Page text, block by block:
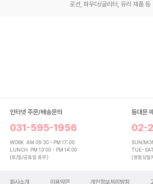
로션, 파우더/글리터, 유리 제품 등
인터넷 주문/배송문의
031-595-1956
WORK AM 09:30 ~ PM 17:00
LUNCH PM 13:00 ~ PM 14:00
(토/일/공휴일 휴무)
동대문
02-
SUN/
TUE~SAT
(명절당일
회사소개 이용약관 개인정보처리방침